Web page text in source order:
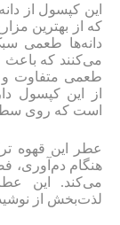
این کپسول از
که از بهترین
دانه‌ها طعمی
می‌کنند که
طعمی متفاوت و
از این کپسول
است که روی
عطر این قهوه
هنگام دم‌آوری،
می‌کند. این
لذت‌بخش از